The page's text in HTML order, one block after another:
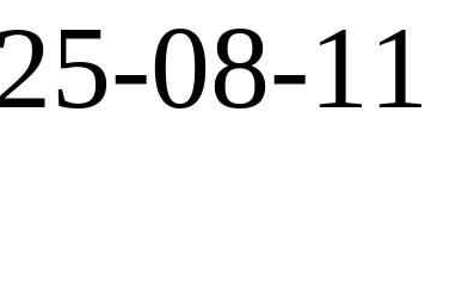
08-11